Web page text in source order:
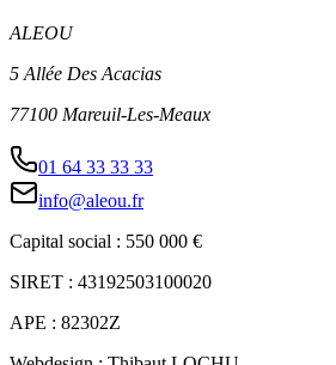
ALEOU
5 Allée Des Acacias
77100 Mareuil-Les-Meaux
01 64 33 33 33
info@aleou.fr
Capital social : 550 000 €
SIRET : 43192503100020
APE : 82302Z